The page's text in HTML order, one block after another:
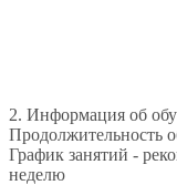
2. Информация об
Продолжительность
График занятий -
неделю